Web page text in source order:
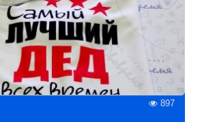
897